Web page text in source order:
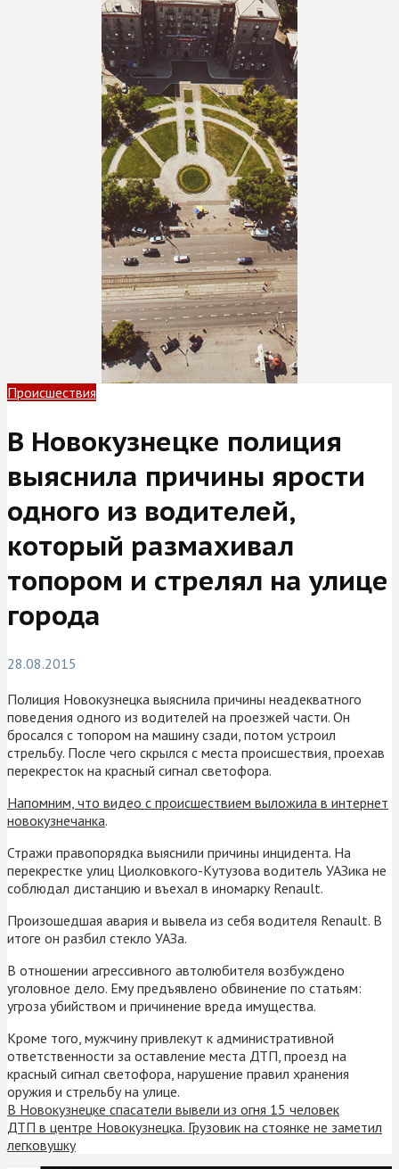
Происшествия
В Новокузнецке полиция
выяснила причины ярости
одного из водителей,
который размахивал
топором и стрелял на улице
города
28.08.2015
Полиция Новокузнецка выяснила причины неадекватного
поведения одного из водителей на проезжей части. Он
бросался с топором на машину сзади, потом устроил
стрельбу. После чего скрылся с места происшествия, проехав
перекресток на красный сигнал светофора.
Напомним, что видео с происшествием выложила в интернет
новокузнечанка.
Стражи правопорядка выяснили причины инцидента. На
перекрестке улиц Циолковкого-Кутузова водитель УАЗика не
соблюдал дистанцию и въехал в иномарку Renault.
Произошедшая авария и вывела из себя водителя Renault. В
итоге он разбил стекло УАЗа.
В отношении агрессивного автолюбителя возбуждено
уголовное дело. Ему предъявлено обвинение по статьям:
угроза убийством и причинение вреда имущества.
Кроме того, мужчину привлекут к административной
ответственности за оставление места ДТП, проезд на
красный сигнал светофора, нарушение правил хранения
оружия и стрельбу на улице.
В Новокузнецке спасатели вывели из огня 15 человек
ДТП в центре Новокузнецка. Грузовик на стоянке не заметил
легковушку